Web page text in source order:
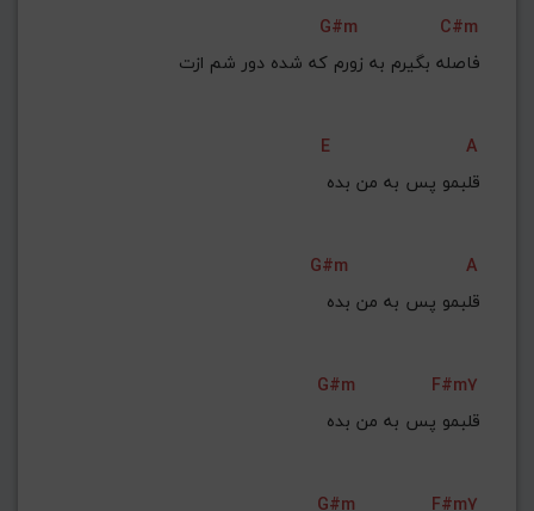
G#m
C#m
فاصله بگیرم به زورم که شده دور شم ازت
E
A
قلبمو پس به من بده
G#m
A
قلبمو پس به من بده
G#m
F#m7
قلبمو پس به من بده
G#m
F#m7